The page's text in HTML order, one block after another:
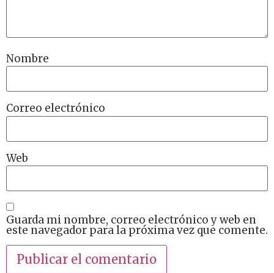
Nombre
Correo electrónico
Web
Guarda mi nombre, correo electrónico y web en
este navegador para la próxima vez que comente.